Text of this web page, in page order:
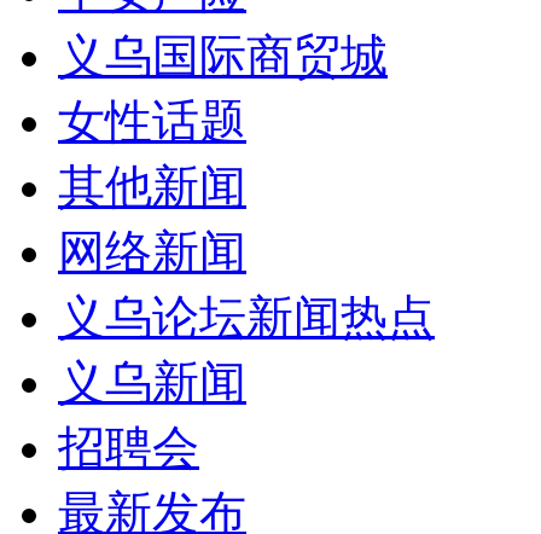
义乌国际商贸城
女性话题
其他新闻
网络新闻
义乌论坛新闻热点
义乌新闻
招聘会
最新发布